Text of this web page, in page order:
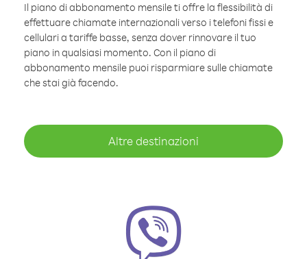
Il piano di abbonamento mensile ti offre la flessibilità di
effettuare chiamate internazionali verso i telefoni fissi e
cellulari a tariffe basse, senza dover rinnovare il tuo
piano in qualsiasi momento. Con il piano di
abbonamento mensile puoi risparmiare sulle chiamate
che stai già facendo.
Altre destinazioni